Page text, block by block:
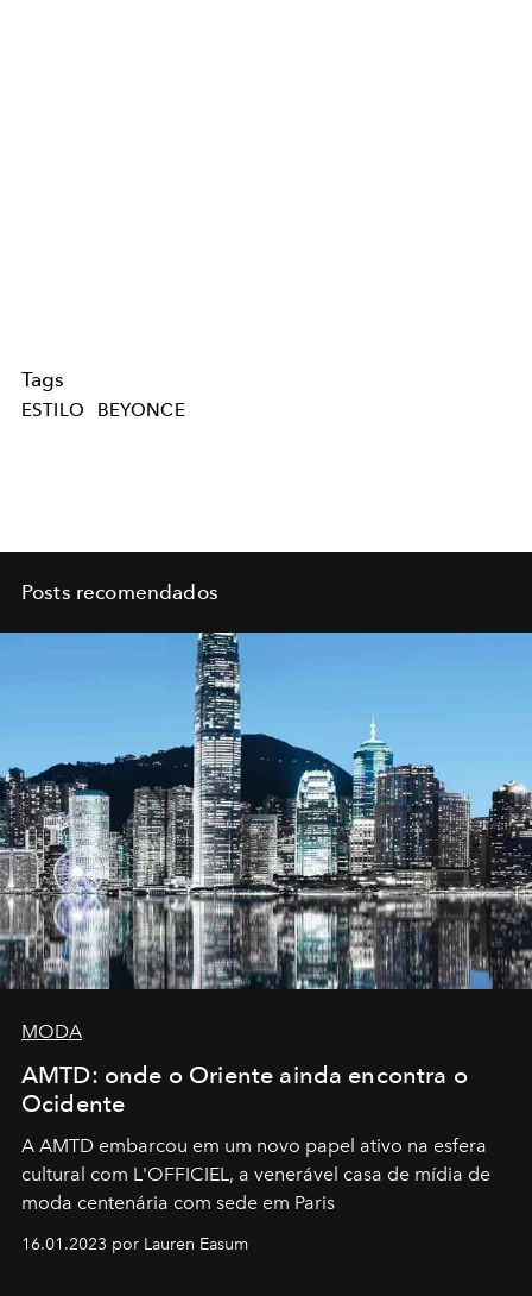
Tags
ESTILO BEYONCE
Posts recomendados
MODA
AMTD: onde o Oriente ainda encontra o
Ocidente
A AMTD embarcou em um novo papel ativo na esfera
cultural com L'OFFICIEL, a venerável casa de mídia de
moda centenária com sede em Paris
16.01.2023 por Lauren Easum